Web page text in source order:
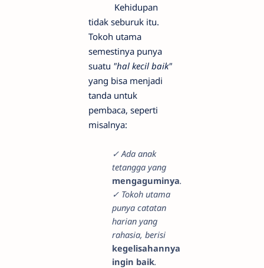
Kehidupan
tidak seburuk itu.
Tokoh utama
semestinya punya
suatu "hal kecil baik"
yang bisa menjadi
tanda untuk
pembaca, seperti
misalnya:
✓ Ada anak
tetangga yang
mengaguminya.
✓ Tokoh utama
punya catatan
harian yang
rahasia, berisi
kegelisahannya
ingin baik.